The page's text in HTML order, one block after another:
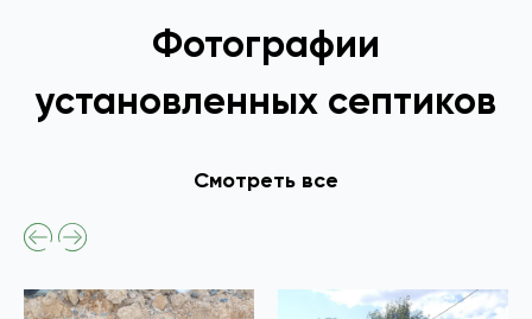
Фотографии
установленных септиков
Смотреть все